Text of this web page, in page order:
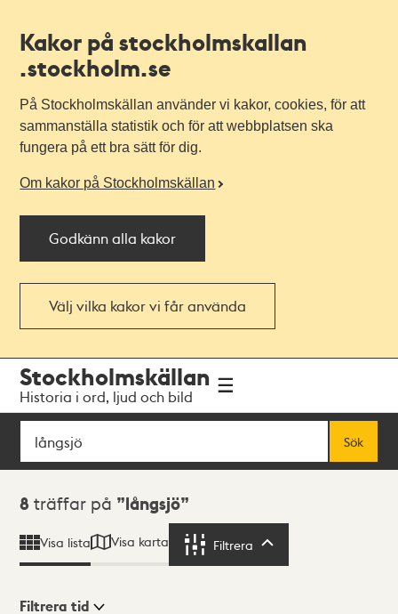
Kakor på stockholmskallan
.stockholm.se
På Stockholmskällan använder vi kakor, cookies, för att
sammanställa statistik och för att webbplatsen ska
fungera på ett bra sätt för dig.
Om kakor på Stockholmskällan
Godkänn alla kakor
Välj vilka kakor vi får använda
navigationen
huvudinnehållet
Stockholmskällan
Historia i ord, ljud och bild
Sök
Sök
Sökresultat
8 träffar på långsjö
Visa lista Visa karta Filtrera
Filtrera tid